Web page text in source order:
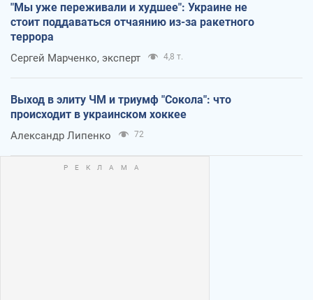
"Мы уже переживали и худшее": Украине не
стоит поддаваться отчаянию из-за ракетного
террора
Сергей Марченко, эксперт 4,8 т.
Выход в элиту ЧМ и триумф "Сокола": что
происходит в украинском хоккее
Александр Липенко 72